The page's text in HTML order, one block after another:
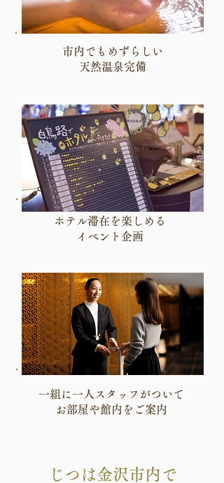
市内でもめずらしい
天然温泉完備
ホテル滞在を楽しめる
イベント企画
一組に一人スタッフがついて
お部屋や館内をご案内
じつは金沢市内で